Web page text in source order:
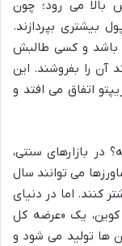
بالا می رود؛ چون
بیشتری بپردازند.
باشد و کسی طالبش
آن را بفروشند. این
اتفاق می افتد و
در بازارهای سنتی،
می توانند سال
کنند. اما در دنیای
کوین، یک «عرضه کل
ها تولید می شود و